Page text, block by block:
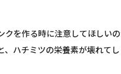
クを作る時に注意してほしい
、ハチミツの栄養素が壊れて